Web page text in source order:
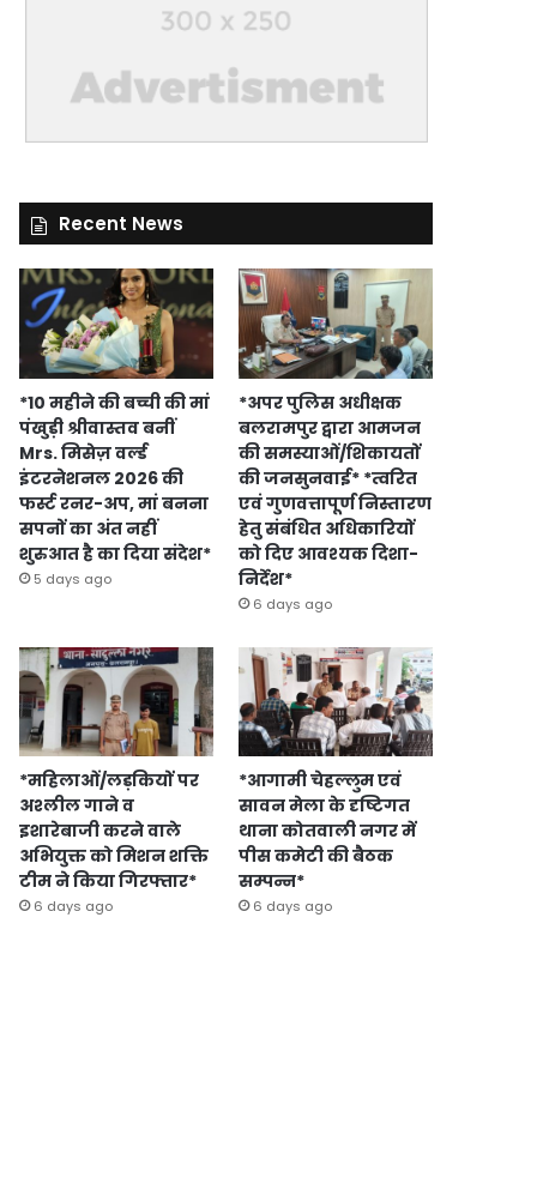
Recent News
*10 महीने की बच्ची की मां
पंखुड़ी श्रीवास्तव बनीं
Mrs. मिसेज़ वर्ल्ड
इंटरनेशनल 2026 की
फर्स्ट रनर-अप, मां बनना
सपनों का अंत नहीं
शुरुआत है का दिया संदेश*
5 days ago
*अपर पुलिस अधीक्षक
बलरामपुर द्वारा आमजन
की समस्याओं/शिकायतों
की जनसुनवाई* *त्वरित
एवं गुणवत्तापूर्ण निस्तारण
हेतु संबंधित अधिकारियों
को दिए आवश्यक दिशा-
निर्देश*
6 days ago
*महिलाओं/लड़कियों पर
अश्लील गाने व
इशारेबाजी करने वाले
अभियुक्त को मिशन शक्ति
टीम ने किया गिरफ्तार*
6 days ago
*आगामी चेहल्लुम एवं
सावन मेला के दृष्टिगत
थाना कोतवाली नगर में
पीस कमेटी की बैठक
सम्पन्न*
6 days ago